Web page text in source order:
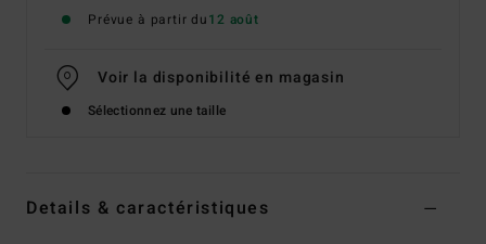
Prévue à partir du12 août
Voir la disponibilité en magasin
Sélectionnez une taille
Details & caractéristiques